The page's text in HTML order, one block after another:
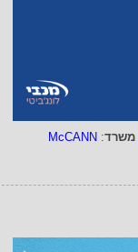
משרד:
McCANN